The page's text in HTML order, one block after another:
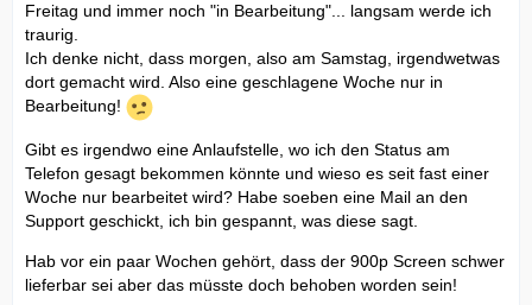
Freitag und immer noch "in Bearbeitung"... langsam werde ich
traurig.
Ich denke nicht, dass morgen, also am Samstag, irgendwetwas
dort gemacht wird. Also eine geschlagene Woche nur in
Bearbeitung!
Gibt es irgendwo eine Anlaufstelle, wo ich den Status am
Telefon gesagt bekommen könnte und wieso es seit fast einer
Woche nur bearbeitet wird? Habe soeben eine Mail an den
Support geschickt, ich bin gespannt, was diese sagt.
Hab vor ein paar Wochen gehört, dass der 900p Screen schwer
lieferbar sei aber das müsste doch behoben worden sein!